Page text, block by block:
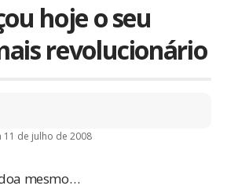
hoje o seu
revolucionário
11 de julho de 2008
mesmo…